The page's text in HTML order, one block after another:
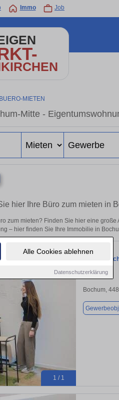
Alle Cookies ablehnen
Datenschutzerklärung
Immo Job
BUERO-MIETEN
Mitte -
hier Ihre Büro zum mieten in
zum mieten? Finden Sie hier eine
– hier finden Sie Ihre Immobilie in
1 / 1
Büro in
Bochum,